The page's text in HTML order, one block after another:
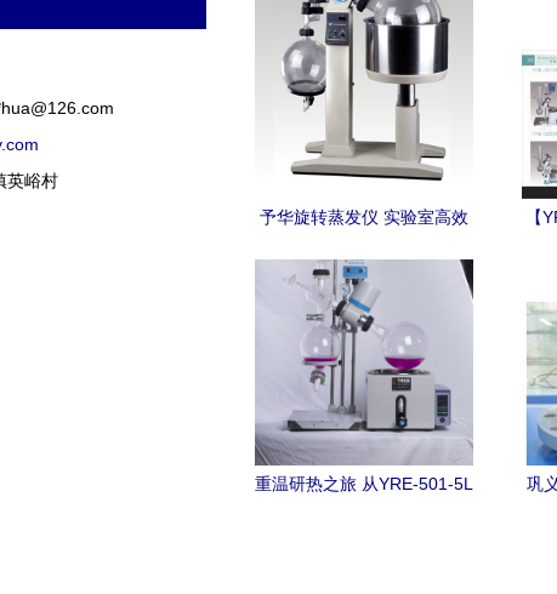
hua@126.com
英峪村
予华旋转蒸发仪 实验室高效
2010Z系列产品解析
【
其
巩
重温研热之旅 从YRE-501-5L
巩